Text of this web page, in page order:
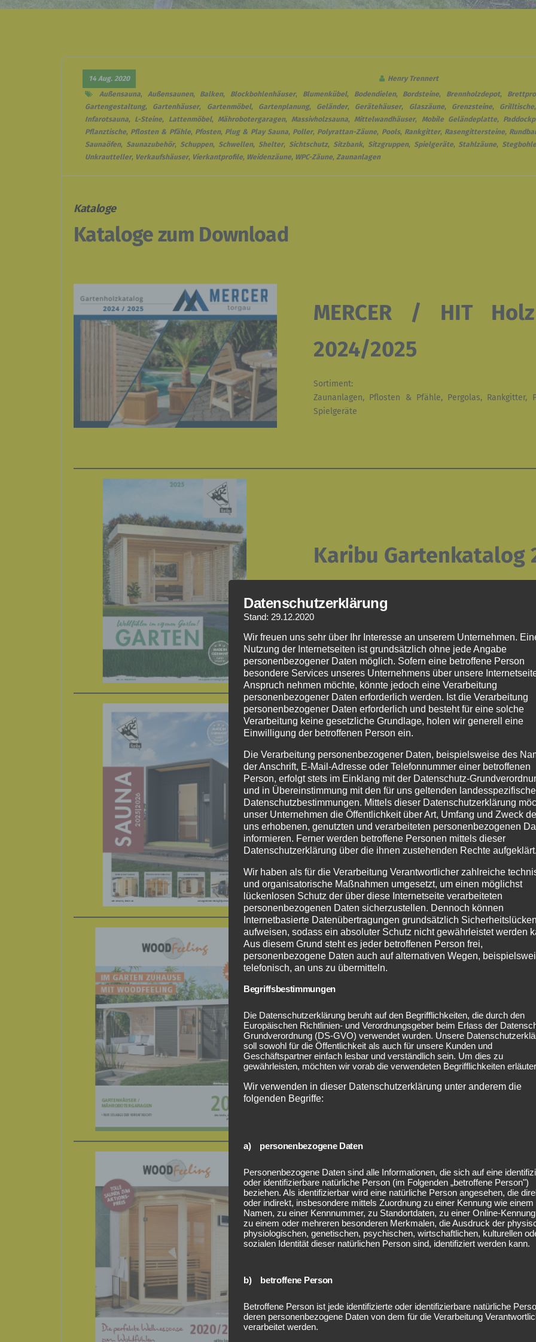
14 Aug. 2020 Henry Trennert
Außensauna, Außensaunen, Balken, Blockbohlenhäuser, Blumenkübel, Bodendielen, Bordsteine, Brennholzdepot,
Gartengestaltung, Gartenhäuser, Gartenmöbel, Gartenplanung, Geländer, Gerätehäuser, Glaszäune, Grenzsteine, Grilltische
Infarotsauna, L-Steine, Lattenmöbel, Mährobotergaragen, Massivholzsauna,Mittelwandhäuser, Mobile Geländeplatte,
Pflanztische, Pflosten & Pfähle, Pfosten, Plug & Play Sauna, Poller, Polyrattan-Zäune, Pools, Rankgitter, Rasengittersteine,
Saunaöfen, Saunazubehör, Schuppen, Schwellen, Shelter, Sichtschutz, Sitzbank, Sitzgruppen, Spielgeräte, Stahlzäune,
Unkrautteller, Verkaufshäuser, Vierkantprofile, Weidenzäune, WPC-Zäune, Zaunanlagen
Kataloge
Kataloge zum Download
MERCER / HIT
2024/2025
Sortiment:
Zaunanlagen, Pflosten & Pfähle, Pergolas, Rankgitter,
Spielgeräte
Karibu Gartenkatalog
Spielgeräte, Gartenhäuser, Gerätehäuser, Pavillons,
Garagen, Pools, Außensaunen
Karibu
Sortiment:
Infarotsauna, Systemsauna, Rundbogensauna,
Außensauna, Saunazubehör, Saunabeleuchtung, Saunaöfen
Woodfeeling
Sortiment:
Gartenhäuser, Blockbohlenhäuser,
Mährobotergaragen
Woodfeeling
Massivholzsauna, Systemsauna, Außensauna, Saunaöfen
Datenschutzerklärung
Stand: 29.12.2020
Wir freuen uns sehr über Ihr Interesse an unserem Unternehmen.
Nutzung der Internetseiten ist grundsätzlich ohne jede Angabe
personenbezogener Daten möglich. Sofern eine betroffene Person
besondere Services unseres Unternehmens über unsere
Anspruch nehmen möchte, könnte jedoch eine Verarbeitung
personenbezogener Daten erforderlich werden. Ist die Verarbeitung
personenbezogener Daten erforderlich und besteht für eine solche
Verarbeitung keine gesetzliche Grundlage, holen wir generell eine
Einwilligung der betroffenen Person ein.
Die Verarbeitung personenbezogener Daten, beispielsweise des
der Anschrift, E-Mail-Adresse oder Telefonnummer einer betroffenen
Person, erfolgt stets im Einklang mit der Datenschutz-
und in Übereinstimmung mit den für uns geltenden
Datenschutzbestimmungen. Mittels dieser Datenschutzerklärung
unser Unternehmen die Öffentlichkeit über Art, Umfang und Zweck
uns erhobenen, genutzten und verarbeiteten personenbezogenen
informieren. Ferner werden betroffene Personen mittels dieser
Datenschutzerklärung über die ihnen zustehenden Rechte aufgeklärt.
Wir haben als für die Verarbeitung Verantwortlicher zahlreiche
und organisatorische Maßnahmen umgesetzt, um einen möglichst
lückenlosen Schutz der über diese Internetseite verarbeiteten
personenbezogenen Daten sicherzustellen. Dennoch können
Internetbasierte Datenübertragungen grundsätzlich Sicherheitslücken
aufweisen, sodass ein absoluter Schutz nicht gewährleistet werden
Aus diesem Grund steht es jeder betroffenen Person frei,
personenbezogene Daten auch auf alternativen Wegen,
telefonisch, an uns zu übermitteln.
Begriffsbestimmungen
Die Datenschutzerklärung beruht auf den Begrifflichkeiten, die durch den
Europäischen Richtlinien- und Verordnungsgeber beim Erlass der
Grundverordnung (DS-GVO) verwendet wurden. Unsere
soll sowohl für die Öffentlichkeit als auch für unsere Kunden und
Geschäftspartner einfach lesbar und verständlich sein. Um dies zu
gewährleisten, möchten wir vorab die verwendeten Begrifflichkeiten
Wir verwenden in dieser Datenschutzerklärung unter anderem die
folgenden Begriffe:
a) personenbezogene Daten
Personenbezogene Daten sind alle Informationen, die sich auf eine
oder identifizierbare natürliche Person (im Folgenden „betroffene Person")
beziehen. Als identifizierbar wird eine natürliche Person angesehen, die
oder indirekt, insbesondere mittels Zuordnung zu einer Kennung wie einem
Namen, zu einer Kennnummer, zu Standortdaten, zu einer Online-
zu einem oder mehreren besonderen Merkmalen, die Ausdruck der
physiologischen, genetischen, psychischen, wirtschaftlichen, kulturellen
sozialen Identität dieser natürlichen Person sind, identifiziert werden kann.
b) betroffene Person
Betroffene Person ist jede identifizierte oder identifizierbare natürliche
deren personenbezogene Daten von dem für die Verarbeitung
verarbeitet werden.